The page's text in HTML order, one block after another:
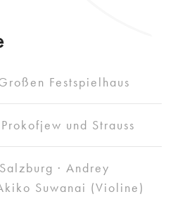
Festspielhaus
und Strauss
· Andrey
Suwanai (Violine)